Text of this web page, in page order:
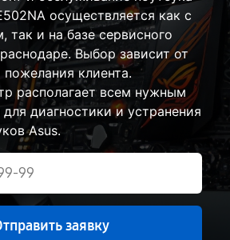
осуществляется как с
так и на базе сервисного
Выбор зависит от
клиента.
располагает всем нужным
диагностики и устранения
Asus.
заявку